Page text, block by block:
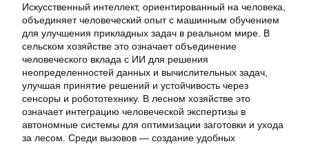
Искусственный интеллект, ориентированный на человека,
объединяет человеческий опыт с машинным обучением
для улучшения прикладных задач в реальном мире. В
сельском хозяйстве это означает объединение
человеческого вклада с ИИ для решения
неопределенностей данных и вычислительных задач,
улучшая принятие решений и устойчивость через
сенсоры и робототехнику. В лесном хозяйстве это
означает интеграцию человеческой экспертизы в
автономные системы для оптимизации заготовки и ухода
за лесом. Среди вызовов — создание удобных